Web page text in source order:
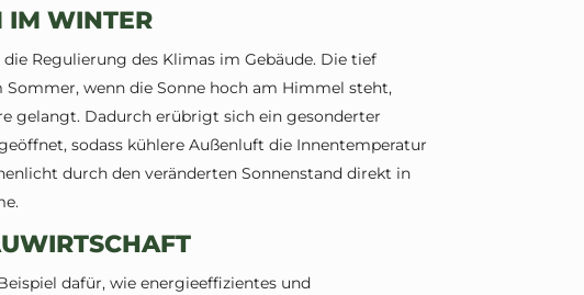
IM WINTER
Regulierung des Klimas im Gebäude. Die tief
wenn die Sonne hoch am Himmel steht,
gelangt. Dadurch erübrigt sich ein gesonderter
sodass kühlere Außenluft die Innentemperatur
durch den veränderten Sonnenstand direkt in
dafür, wie energieeffizientes und